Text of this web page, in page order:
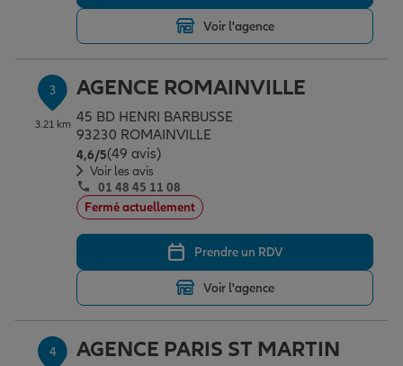
Garantie des accidents de la vie
Assurance scolaire
Protection juridique
Tous nos devis d'assurance
Voir l'agence
3
3.21 km
AGENCE ROMAINVILLE
45 BD HENRI BARBUSSE
93230 ROMAINVILLE
4,6/5Note de 4.6 sur 5
(49 avis)
Voir les avis
01 48 45 11 08
Fermé actuellement
Prendre un RDV
Voir l'agence
4 AGENCE PARIS ST MARTIN